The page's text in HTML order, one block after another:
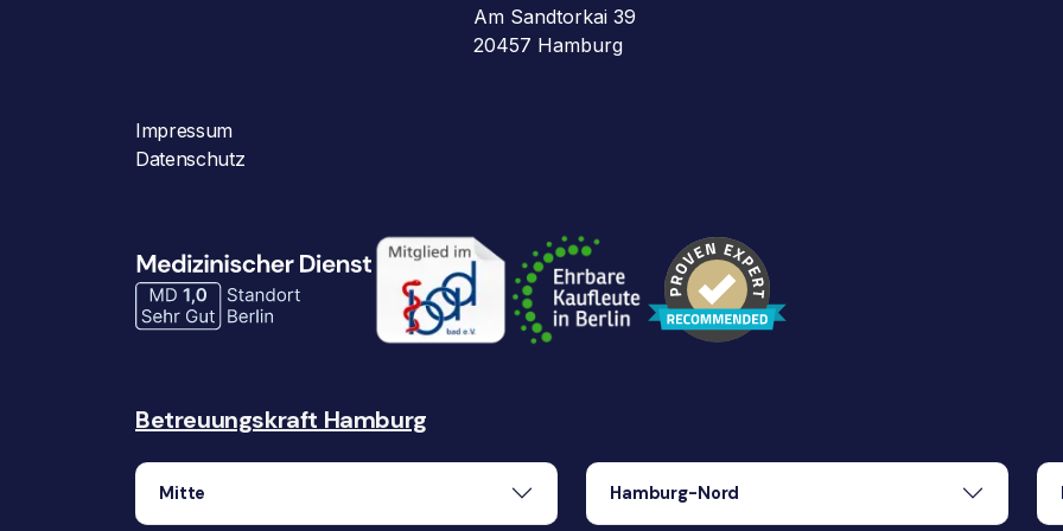
Am Sandtorkai 39
20457 Hamburg
Impressum
Datenschutz
Betreuungskraft Hamburg
Mitte Hamburg-Nord